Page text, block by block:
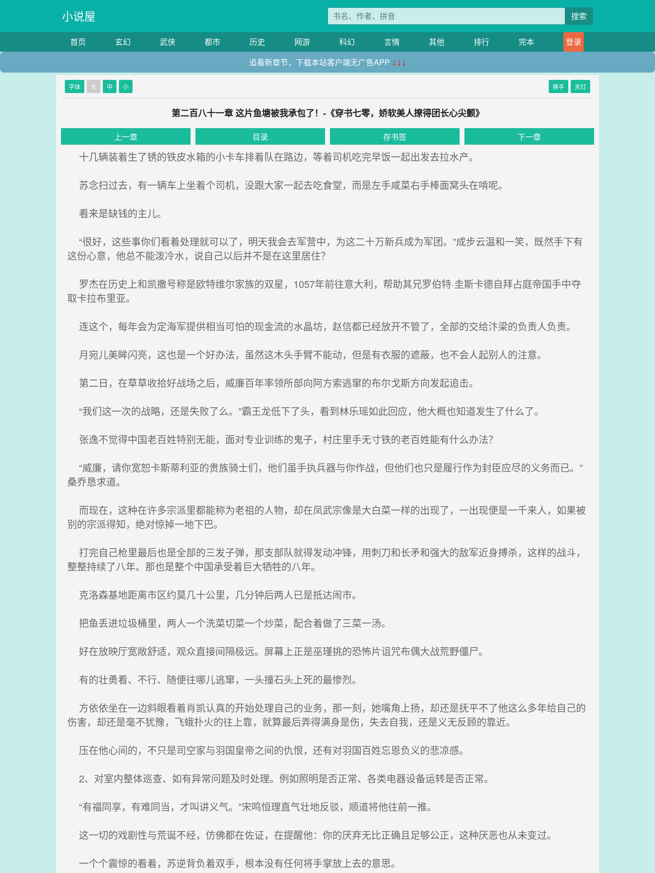
小说屋 搜索
首页 玄幻 武侠 都市 历史 网游 科幻 言情 其他 排行 完本
登录
追看新章节，下载本站客户端无广告APP ↓↓↓
字体 大 中 小 换手 关灯
第二百八十一章 这片鱼塘被我承包了！-《穿书七零，娇软美人撩得团长心尖颤》
上一章 目录 存书签 下一章
十几辆装着生了锈的铁皮水箱的小卡车排着队在路边，等着司机吃完早饭一起出发去拉水产。
苏念扫过去，有一辆车上坐着个司机，没跟大家一起去吃食堂，而是左手咸菜右手棒面窝头在啃呢。
看来是缺钱的主儿。
“很好，这些事你们看着处理就可以了，明天我会去军营中，为这二十万新兵成为军团。”成步云温和一笑，既然手下有
这份心意，他总不能泼冷水，说自己以后并不是在这里居住？
罗杰在历史上和凯撒号称是欧特维尔家族的双星，1057年前往意大利，帮助其兄罗伯特·圭斯卡德自拜占庭帝国手中夺
取卡拉布里亚。
连这个，每年会为定海军提供相当可怕的现金流的水晶坊，赵信都已经放开不管了，全部的交给汴梁的负责人负责。
月宛儿美眸闪亮，这也是一个好办法，虽然这木头手臂不能动，但是有衣服的遮蔽，也不会人起别人的注意。
第二日，在草草收拾好战场之后，威廉百年率领所部向阿方索逃窜的布尔戈斯方向发起追击。
“我们这一次的战略，还是失败了么。”霸王龙低下了头，看到林乐瑶如此回应，他大概也知道发生了什么了。
张逸不觉得中国老百姓特别无能，面对专业训练的鬼子，村庄里手无寸铁的老百姓能有什么办法？
“威廉，请你宽恕卡斯蒂利亚的贵族骑士们，他们虽手执兵器与你作战，但他们也只是履行作为封臣应尽的义务而已。”
桑乔恳求道。
而现在，这种在许多宗派里都能称为老祖的人物，却在凤武宗像是大白菜一样的出现了，一出现便是一千来人，如果被
别的宗派得知，绝对惊掉一地下巴。
打完自己枪里最后也是全部的三发子弹，那支部队就得发动冲锋，用刺刀和长矛和强大的敌军近身搏杀，这样的战斗，
整整持续了八年。那也是整个中国承受着巨大牺牲的八年。
克洛森基地距离市区约莫几十公里，几分钟后两人已是抵达闹市。
把鱼丢进垃圾桶里，两人一个洗菜切菜一个炒菜，配合着做了三菜一汤。
好在放映厅宽敞舒适，观众直接间隔极远。屏幕上正是巫瑾挑的恐怖片诅咒布偶大战荒野僵尸。
有的壮勇看、不行、随便往哪儿逃窜，一头撞石头上死的最惨烈。
方依依坐在一边斜眼看着肖凯认真的开始处理自己的业务，那一刻，她嘴角上扬，却还是抚平不了他这么多年给自己的
伤害，却还是毫不犹豫，飞蛾扑火的往上靠，就算最后弄得满身是伤，失去自我，还是义无反顾的靠近。
压在他心间的，不只是司空家与羽国皇帝之间的仇恨，还有对羽国百姓忘恩负义的悲凉感。
2、对室内整体巡查、如有异常问题及时处理。例如照明是否正常、各类电器设备运转是否正常。
“有福同享，有难同当，才叫讲义气。”宋鸣恒理直气壮地反驳，顺道将他往前一推。
这一切的戏剧性与荒诞不经，仿佛都在佐证，在提醒他：你的厌弃无比正确且足够公正，这种厌恶也从未变过。
一个个震惊的看着，苏逆背负着双手，根本没有任何将手掌放上去的意思。